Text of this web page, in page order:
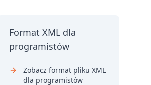
Format XML dla
programistów
Zobacz format pliku XML
dla programistów